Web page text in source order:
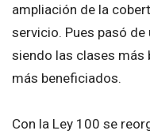
ampliación de la
servicio. Pues pasó de
siendo las clases más
más beneficiados.
Con la Ley 100 se